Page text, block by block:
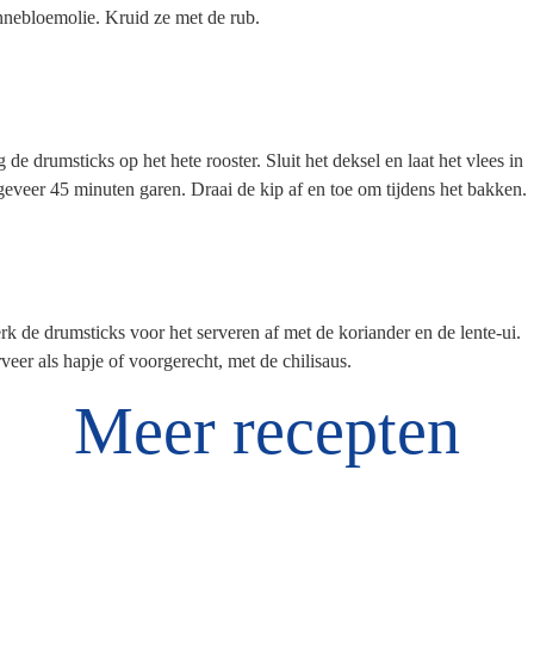
Kruid ze met de rub.
de drumsticks op het hete rooster. Sluit het deksel en laat het vlees in
45 minuten garen. Draai de kip af en toe om tijdens het bakken.
de drumsticks voor het serveren af met de koriander en de lente-ui.
als hapje of voorgerecht, met de chilisaus.
Meer recepten